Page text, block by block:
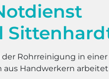
Rohrreinigung in
aus Handwerkern